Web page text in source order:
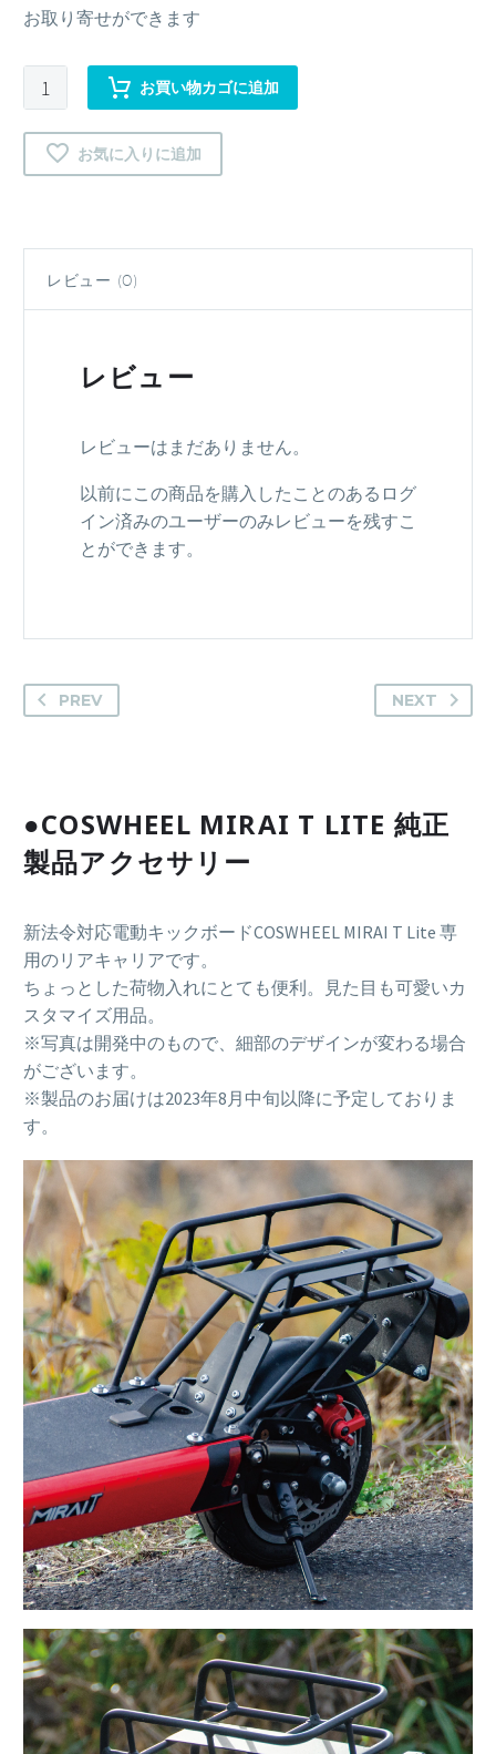
お取り寄せができます
COSWHEEL
MIRAI
T
Lite
キ
個
お買い物カゴに追加
お気に入りに追加
レビュー (0)
レビュー
レビューはまだありません。
以前にこの商品を購入したことのあるログ
イン済みのユーザーのみレビューを残すこ
とができます。
PREV NEXT
●COSWHEEL MIRAI T LITE 純正
製品アクセサリー
新法令対応電動キックボードCOSWHEEL MIRAI T Lite 専
用のリアキャリアです。
ちょっとした荷物入れにとても便利。見た目も可愛いカ
スタマイズ用品。
※写真は開発中のもので、細部のデザインが変わる場合
がございます。
※製品のお届けは2023年8月中旬以降に予定しておりま
す。